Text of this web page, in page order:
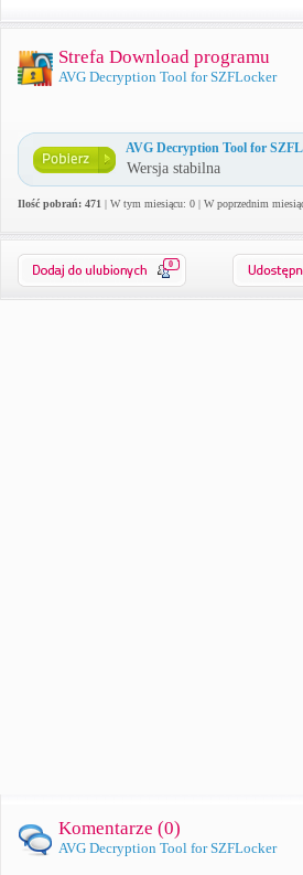
Strefa Download programu
AVG Decryption Tool for SZFLocker
AVG Decryption Tool for
Wersja stabilna
Ilość pobrań: 471 | W tym miesiącu: 0 | W poprzednim
0
Komentarze (0)
AVG Decryption Tool for SZFLocker